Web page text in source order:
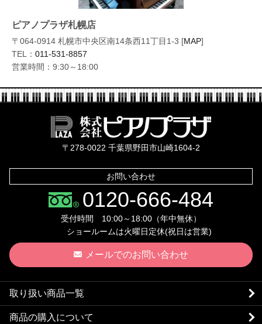
ピアノプラザ札幌店
〒064-0914 札幌市中央区南14条西11丁目1-3 [MAP]
TEL： 011-531-8857
営業時間：9:30～18:00
〒278-0022 千葉県野田市山崎1604-2
お問い合わせ
0120-666-484
受付時間 10:00～18:00（年中無休）
ショールームは火曜日定休(祝日は営業)
メールでのお問い合わせ
取り扱い商品一覧
商品の購入について